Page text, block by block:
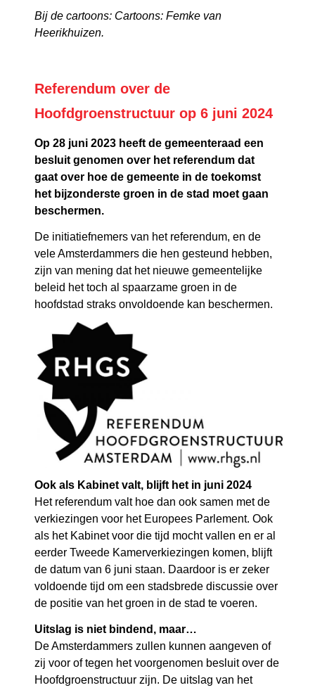
Bij de cartoons: Cartoons: Femke van
Heerikhuizen.
Referendum over de
Hoofdgroenstructuur op 6 juni 2024
Op 28 juni 2023 heeft de gemeenteraad een
besluit genomen over het referendum dat
gaat over hoe de gemeente in de toekomst
het bijzonderste groen in de stad moet gaan
beschermen.
De initiatiefnemers van het referendum, en de
vele Amsterdammers die hen gesteund hebben,
zijn van mening dat het nieuwe gemeentelijke
beleid het toch al spaarzame groen in de
hoofdstad straks onvoldoende kan beschermen.
Ook als Kabinet valt, blijft het in juni 2024
Het referendum valt hoe dan ook samen met de
verkiezingen voor het Europees Parlement. Ook
als het Kabinet voor die tijd mocht vallen en er al
eerder Tweede Kamerverkiezingen komen, blijft
de datum van 6 juni staan. Daardoor is er zeker
voldoende tijd om een stadsbrede discussie over
de positie van het groen in de stad te voeren.
Uitslag is niet bindend, maar…
De Amsterdammers zullen kunnen aangeven of
zij voor of tegen het voorgenomen besluit over de
Hoofdgroenstructuur zijn. De uitslag van het